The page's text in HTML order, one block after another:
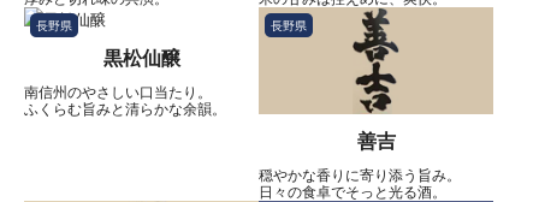
長野県
黒松仙醸
南信州のやさしい口当たり。
ふくらむ旨みと清らかな余韻。
長野県
善吉
穏やかな香りに寄り添う旨み。
日々の食卓でそっと光る酒。